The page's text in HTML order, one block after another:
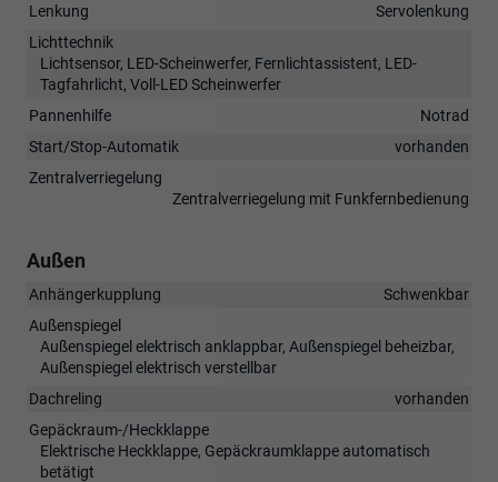
Lenkung
Servolenkung
Lichttechnik
Lichtsensor, LED-Scheinwerfer, Fernlichtassistent, LED-
Tagfahrlicht, Voll-LED Scheinwerfer
Pannenhilfe
Notrad
Start/Stop-Automatik
vorhanden
Zentralverriegelung
Zentralverriegelung mit Funkfernbedienung
Außen
Anhängerkupplung
Schwenkbar
Außenspiegel
Außenspiegel elektrisch anklappbar, Außenspiegel beheizbar,
Außenspiegel elektrisch verstellbar
Dachreling
vorhanden
Gepäckraum-/Heckklappe
Elektrische Heckklappe, Gepäckraumklappe automatisch
betätigt